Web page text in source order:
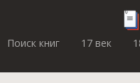
Поиск книг
17 век